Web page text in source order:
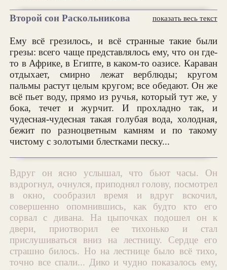
Второй сон Раскольникова показать весь текст
Ему всё грезилось, и всё странные такие были
грезы: всего чаще представлялось ему, что он где-
то в Африке, в Египте, в каком-то оазисе. Караван
отдыхает, смирно лежат верблюды; кругом
пальмы растут целым кругом; все обедают. Он же
всё пьет воду, прямо из ручья, который тут же, у
бока, течет и журчит. И прохладно так, и
чудесная-чудесная такая голубая вода, холодная,
бежит по разноцветным камням и по такому
чистому с золотыми блестками песку...
Вдруг он ясно услышал, что бьют часы. Он
вздрогнул, очнулся, приподнял голову, посмотрел
в окно, сообразил время и вдруг вскочил,
совершенно опомнившись, как будто кто его
сорвал с дивана. На цыпочках подошел он к
двери, приотворил ее тихонько и стал
прислушиваться вниз на лестницу. Сердце его
страшно билось. Но на лестнице было всё тихо,
точно все спали... Дико и чудно показалось ему,